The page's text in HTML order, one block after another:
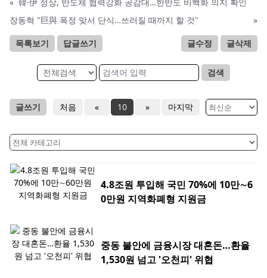
« 韓·伊 정상, 반도체 협력강화 공감대…한반도 비핵화 의지 확인
장동혁 "巨與 폭정 맞서 단식…쓰러질 때까지 할 것"
»
목록보기 답글쓰기 글수정 글삭제
검색
글쓰기 처음 « 10 » 마지막
4.8조원 투입해 국민 70%에 10만∼6
0만원 지역화폐형 지원금
중동 불안에 금융시장 대혼돈…환율
1,530원 넘고 '오천피' 위협